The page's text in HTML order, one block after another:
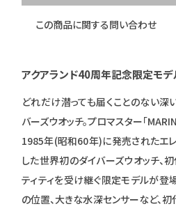
この商品に関する問い合わせ
アクアランド40周年記念限定モデ
どれだけ潜っても届くことのない深
バーズウオッチ。プロマスター「
1985年(昭和60年)に発売されたエ
した世界初のダイバーズウオッチ、初
ティティを受け継ぐ限定モデルが登
の位置、大きな水深センサーなど、